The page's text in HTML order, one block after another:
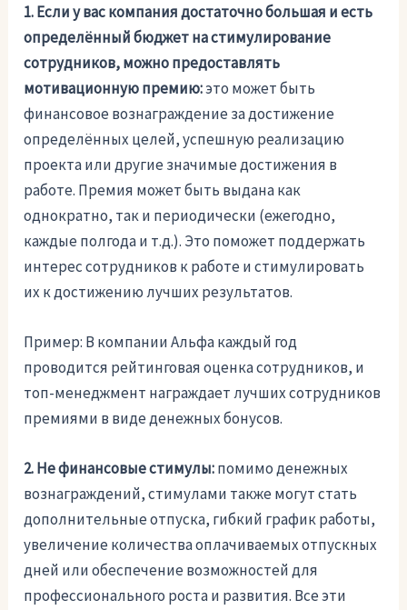
1. Если у вас компания достаточно большая и есть
определённый бюджет на стимулирование
сотрудников, можно предоставлять
мотивационную премию:это может быть
финансовое вознаграждение за достижение
определённых целей, успешную реализацию
проекта или другие значимые достижения в
работе. Премия может быть выдана как
однократно, так и периодически (ежегодно,
каждые полгода и т.д.). Это поможет поддержать
интерес сотрудников к работе и стимулировать
их к достижению лучших результатов.
Пример: В компании Альфа каждый год
проводится рейтинговая оценка сотрудников, и
топ-менеджмент награждает лучших сотрудников
премиями в виде денежных бонусов.
2. Не финансовые стимулы:помимо денежных
вознаграждений, стимулами также могут стать
дополнительные отпуска, гибкий график работы,
увеличение количества оплачиваемых отпускных
дней или обеспечение возможностей для
профессионального роста и развития. Все эти